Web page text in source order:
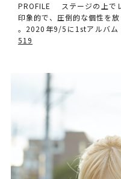
PROFILE ステージの上で
印象的で、圧倒的な個性を
。2020年9/5に1stアルバム
519